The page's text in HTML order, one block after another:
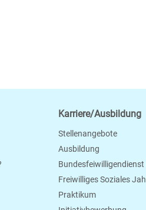
Karriere/Ausbildung
Stellenangebote
Ausbildung
Freiwilliges Soziales
Praktikum